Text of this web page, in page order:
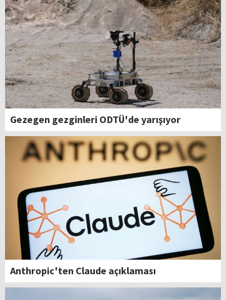
Gezegen gezginleri ODTÜ'de yarışıyor
Anthropic'ten Claude açıklaması